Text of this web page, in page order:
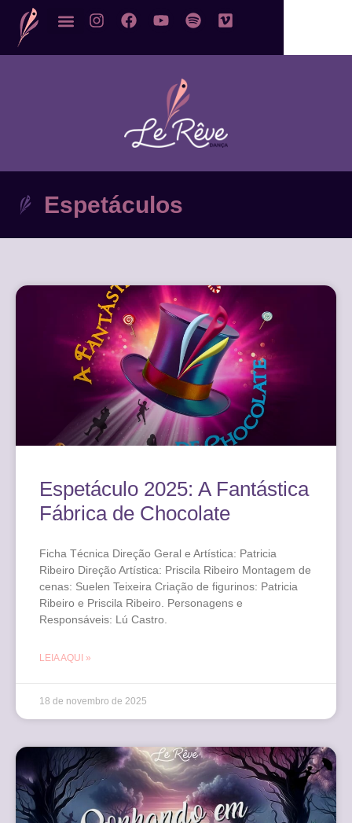
Espetáculos
Espetáculo 2025: A Fantástica
Fábrica de Chocolate
Ficha Técnica Direção Geral e Artística: Patricia
Ribeiro Direção Artística: Priscila Ribeiro Montagem de
cenas: Suelen Teixeira Criação de figurinos: Patricia
Ribeiro e Priscila Ribeiro. Personagens e
Responsáveis: Lú Castro.
LEIA AQUI »
18 de novembro de 2025